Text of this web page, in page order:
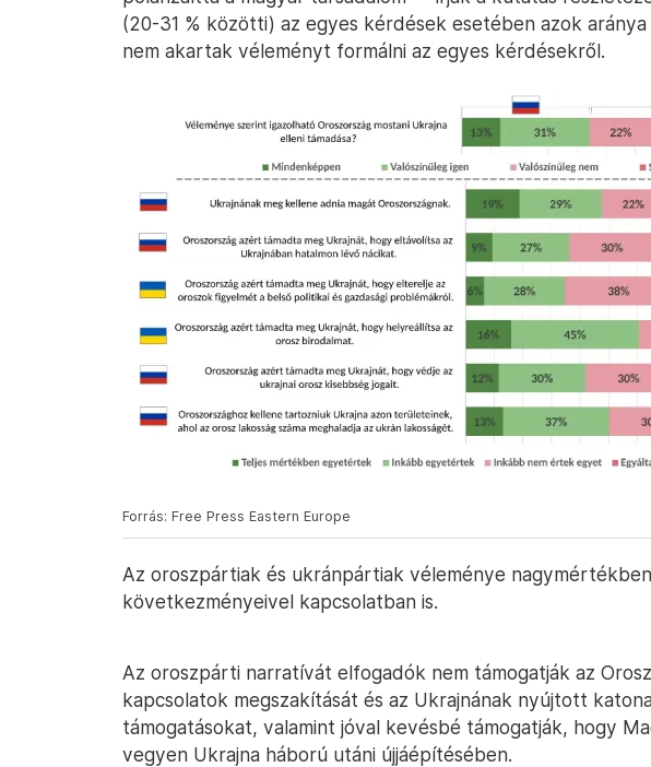
(20-31 % közötti) az egyes kérdések esetében azok
nem akartak véleményt formálni az egyes kérdésekről.
Forrás: Free Press Eastern Europe
Az oroszpártiak és ukránpártiak véleménye
következményeivel kapcsolatban is.
Az oroszpárti narratívát elfogadók nem támogatják az
kapcsolatok megszakítását és az Ukrajnának nyújtott
támogatásokat, valamint jóval kevésbé támogatják, hogy
vegyen Ukrajna háború utáni újjáépítésében.